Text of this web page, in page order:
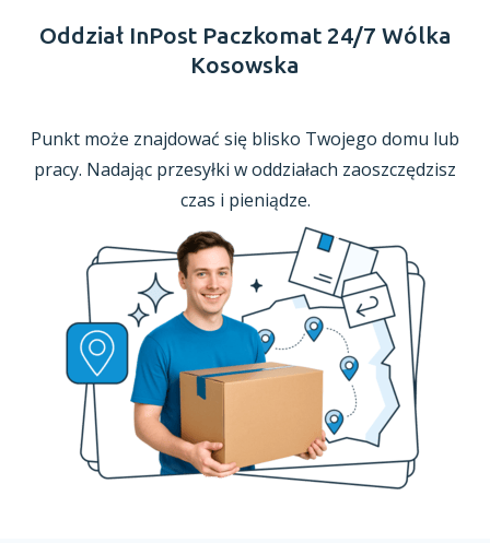
Oddział InPost Paczkomat 24/7 Wólka
Kosowska
Punkt może znajdować się blisko Twojego domu lub
pracy. Nadając przesyłki w oddziałach zaoszczędzisz
czas i pieniądze.